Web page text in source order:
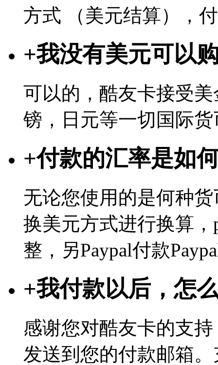
方式 （美元结算），
+我没有美元可以
可以的，酷友卡接受
镑，日元等一切国际
+付款的汇率是如
无论您使用的是何种
换美元方式进行换算
整，另Paypal付款
+我付款以后，怎
感谢您对酷友卡的支
发送到您的付款邮箱